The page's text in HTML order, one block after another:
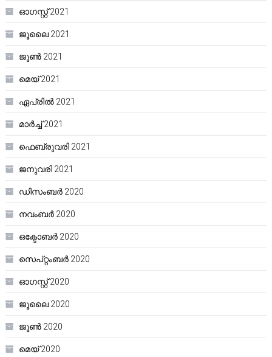
ഓഗസ്റ്റ്‌ 2021
ജൂലൈ 2021
ജൂൺ 2021
മെയ്‌ 2021
ഏപ്രിൽ 2021
മാർച്ച്‌ 2021
ഫെബ്രുവരി 2021
ജനുവരി 2021
ഡിസംബർ 2020
നവംബർ 2020
ഒക്ടോബർ 2020
സെപ്റ്റംബർ 2020
ഓഗസ്റ്റ്‌ 2020
ജൂലൈ 2020
ജൂൺ 2020
മെയ്‌ 2020